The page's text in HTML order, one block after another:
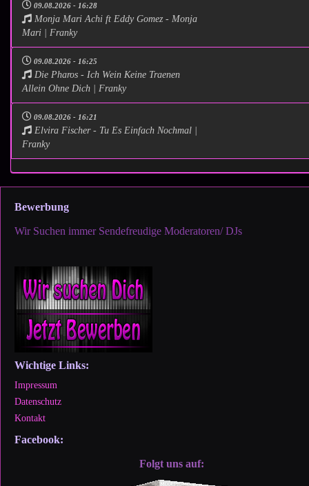
09.08.2026 - 16:28
Monja Mari Achi ft Eddy Gomez - Monja
Mari | Franky
09.08.2026 - 16:25
Die Pharos - Ich Wein Keine Traenen
Allein Ohne Dich | Franky
09.08.2026 - 16:21
Elvira Fischer - Tu Es Einfach Nochmal |
Franky
Bewerbung
Wir Suchen immer Sendefreudige Moderatoren/ DJs
Wichtige Links:
Impressum
Datenschutz
Kontakt
Facebook:
Folgt uns auf: